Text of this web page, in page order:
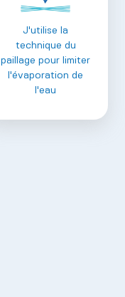
J'utilise la
technique du
paillage pour limiter
l'évaporation de
l'eau